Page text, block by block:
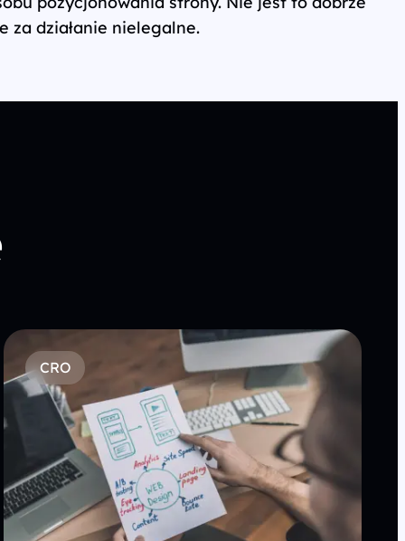
za działanie nielegalne.
CRO